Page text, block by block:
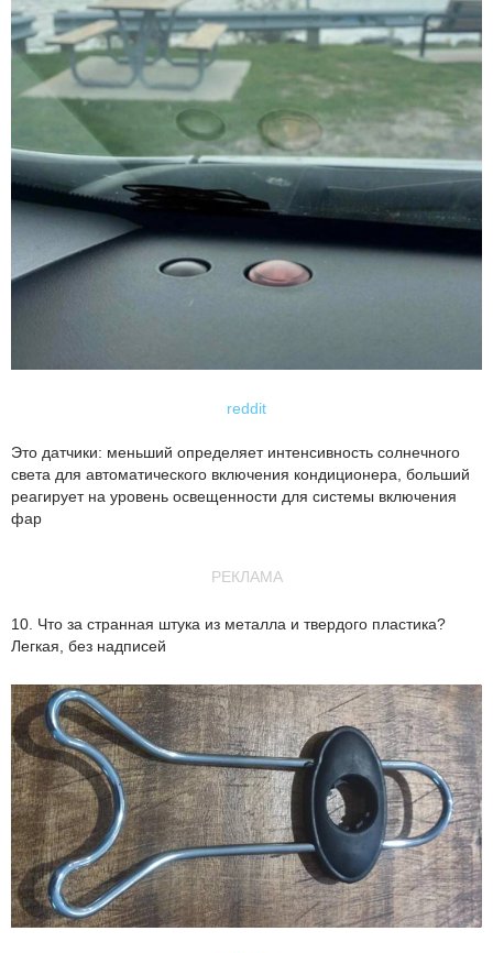
reddit
Это датчики: меньший определяет интенсивность солнечного
света для автоматического включения кондиционера, больший
реагирует на уровень освещенности для системы включения
фар
РЕКЛАМА
10. Что за странная штука из металла и твердого пластика?
Легкая, без надписей